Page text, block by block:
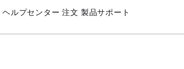
Skip
Main
ヘルプセンター 注文 製品サポート